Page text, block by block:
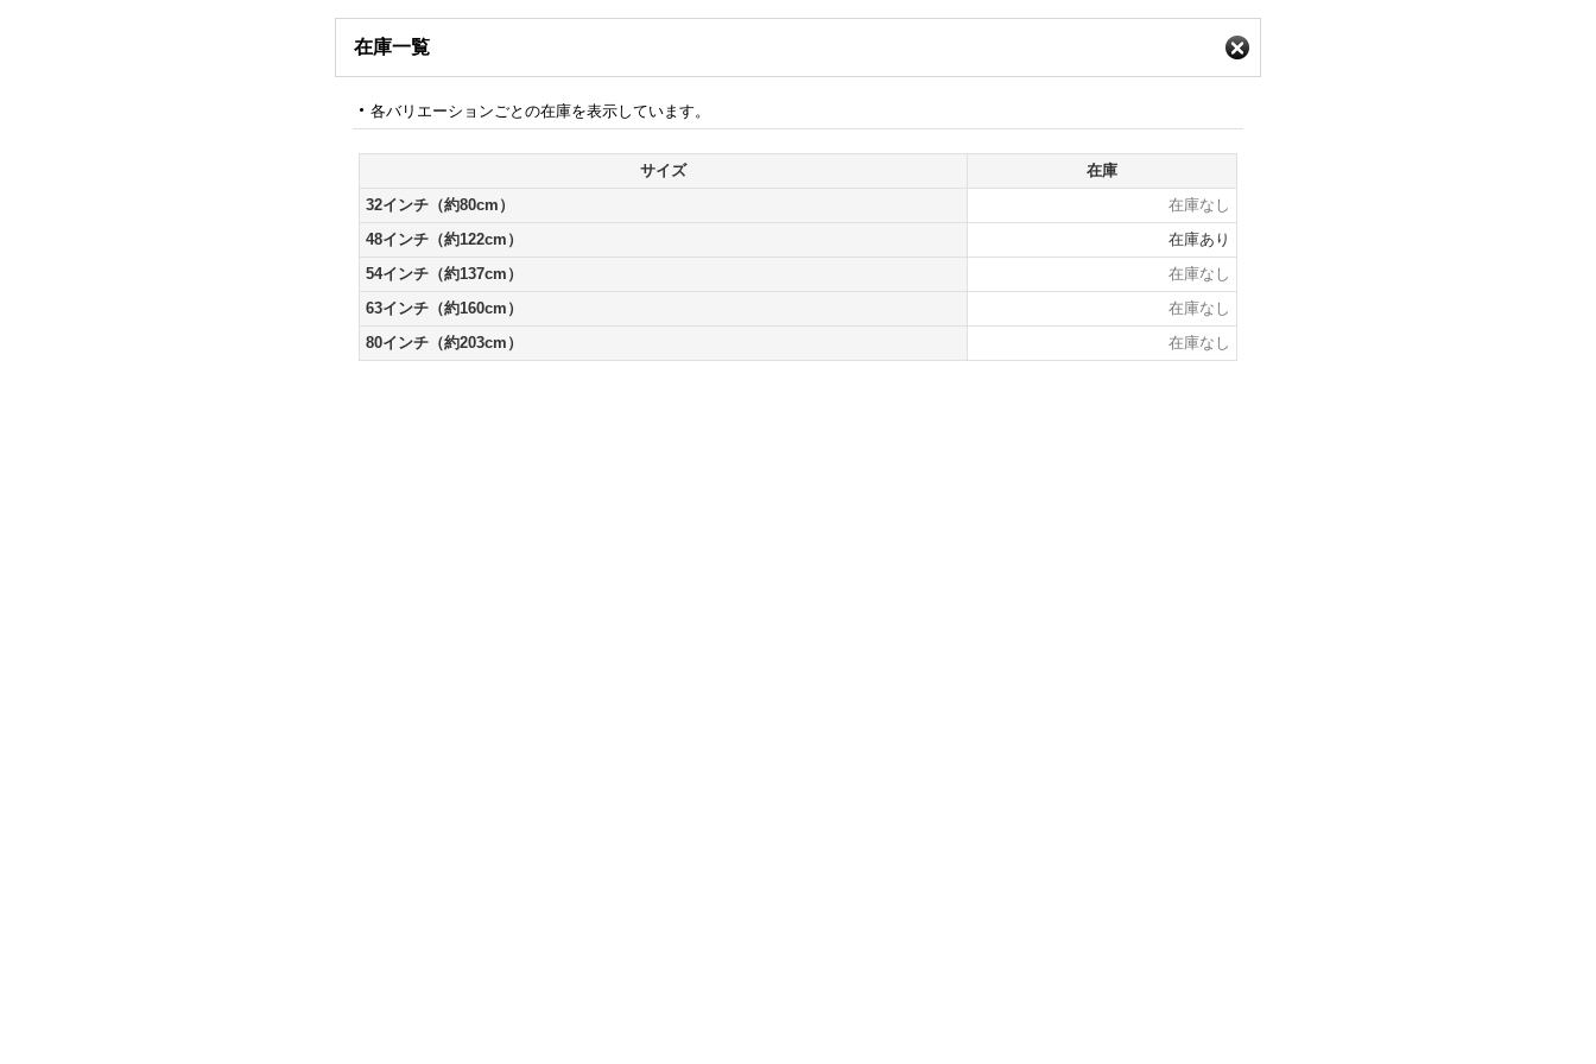
在庫一覧
各バリエーションごとの在庫を表示しています。
サイズ
在庫
32インチ（約80cm）
在庫なし
48インチ（約122cm）
在庫あり
54インチ（約137cm）
在庫なし
63インチ（約160cm）
在庫なし
80インチ（約203cm）
在庫なし